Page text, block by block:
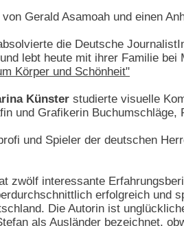
Gerald Asamoah und einen
die Deutsche
lebt heute mit ihrer Familie
Körper und Schönheit"
Künster studierte visuelle
und Grafikerin
und Spieler der deutschen
zwölf interessante
erfolgreich und
Die Autorin ist
als Ausländer bezeichnet,